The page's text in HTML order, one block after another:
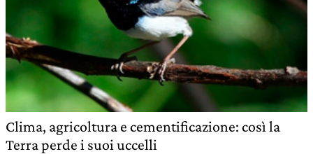
Clima, agricoltura e cementificazione: così la
Terra perde i suoi uccelli